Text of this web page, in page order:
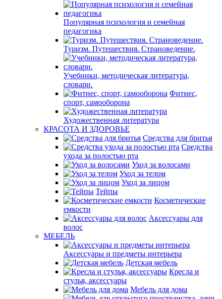
Популярная психология и семейная
педагогика
Туризм. Путешествия. Страноведение.
Учебники, методическая литература,
словари.
Фитнес,
спорт, самооборона
Художественная литература
КРАСОТА И ЗДОРОВЬЕ
Средства для бритья
Средства
ухода за полостью рта
Уход за волосами
Уход за телом
Уход за лицом
Тейпы
Косметические
емкости
Аксессуары для
волос
МЕБЕЛЬ
Аксессуары и предметы интерьера
Детская мебель
Кресла и
стулья, аксессуары
Мебель для дома